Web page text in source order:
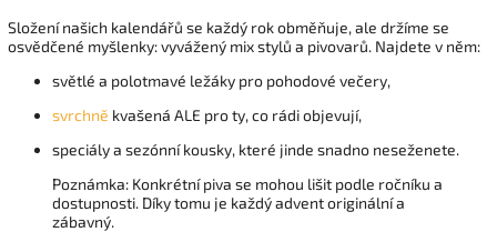
Složení našich kalendářů se každý rok obměňuje, ale držíme se
osvědčené myšlenky: vyvážený mix stylů a pivovarů. Najdete v něm:
světlé a polotmavé ležáky pro pohodové večery,
svrchně kvašená ALE pro ty, co rádi objevují,
speciály a sezónní kousky, které jinde snadno neseženete.
Poznámka: Konkrétní piva se mohou lišit podle ročníku a
dostupnosti. Díky tomu je každý advent originální a
zábavný.